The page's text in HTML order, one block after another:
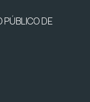
PÚBLICO DE